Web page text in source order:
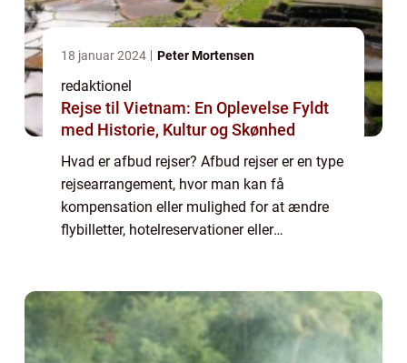
18 januar 2024 Peter Mortensen
redaktionel
Rejse til Vietnam: En Oplevelse Fyldt
med Historie, Kultur og Skønhed
Hvad er afbud rejser? Afbud rejser er en type
rejsearrangement, hvor man kan få
kompensation eller mulighed for at ændre
flybilletter, hotelreservationer eller
Dette kan om...